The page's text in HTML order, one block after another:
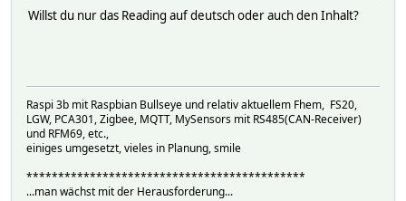
Willst du nur das Reading auf deutsch oder auch den Inhalt?
Raspi 3b mit Raspbian Bullseye und relativ aktuellem Fhem, FS20,
LGW, PCA301, Zigbee, MQTT, MySensors mit RS485(CAN-Receiver)
und RFM69, etc.,
einiges umgesetzt, vieles in Planung, smile
********************************************
...man wächst mit der Herausforderung...